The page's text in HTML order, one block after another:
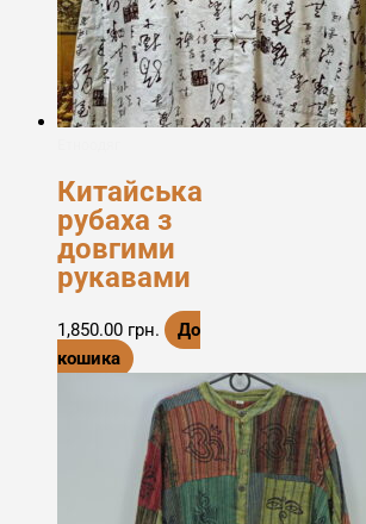
Китайська
рубаха з
довгими
рукавами
1,850.00 грн.
До
кошика